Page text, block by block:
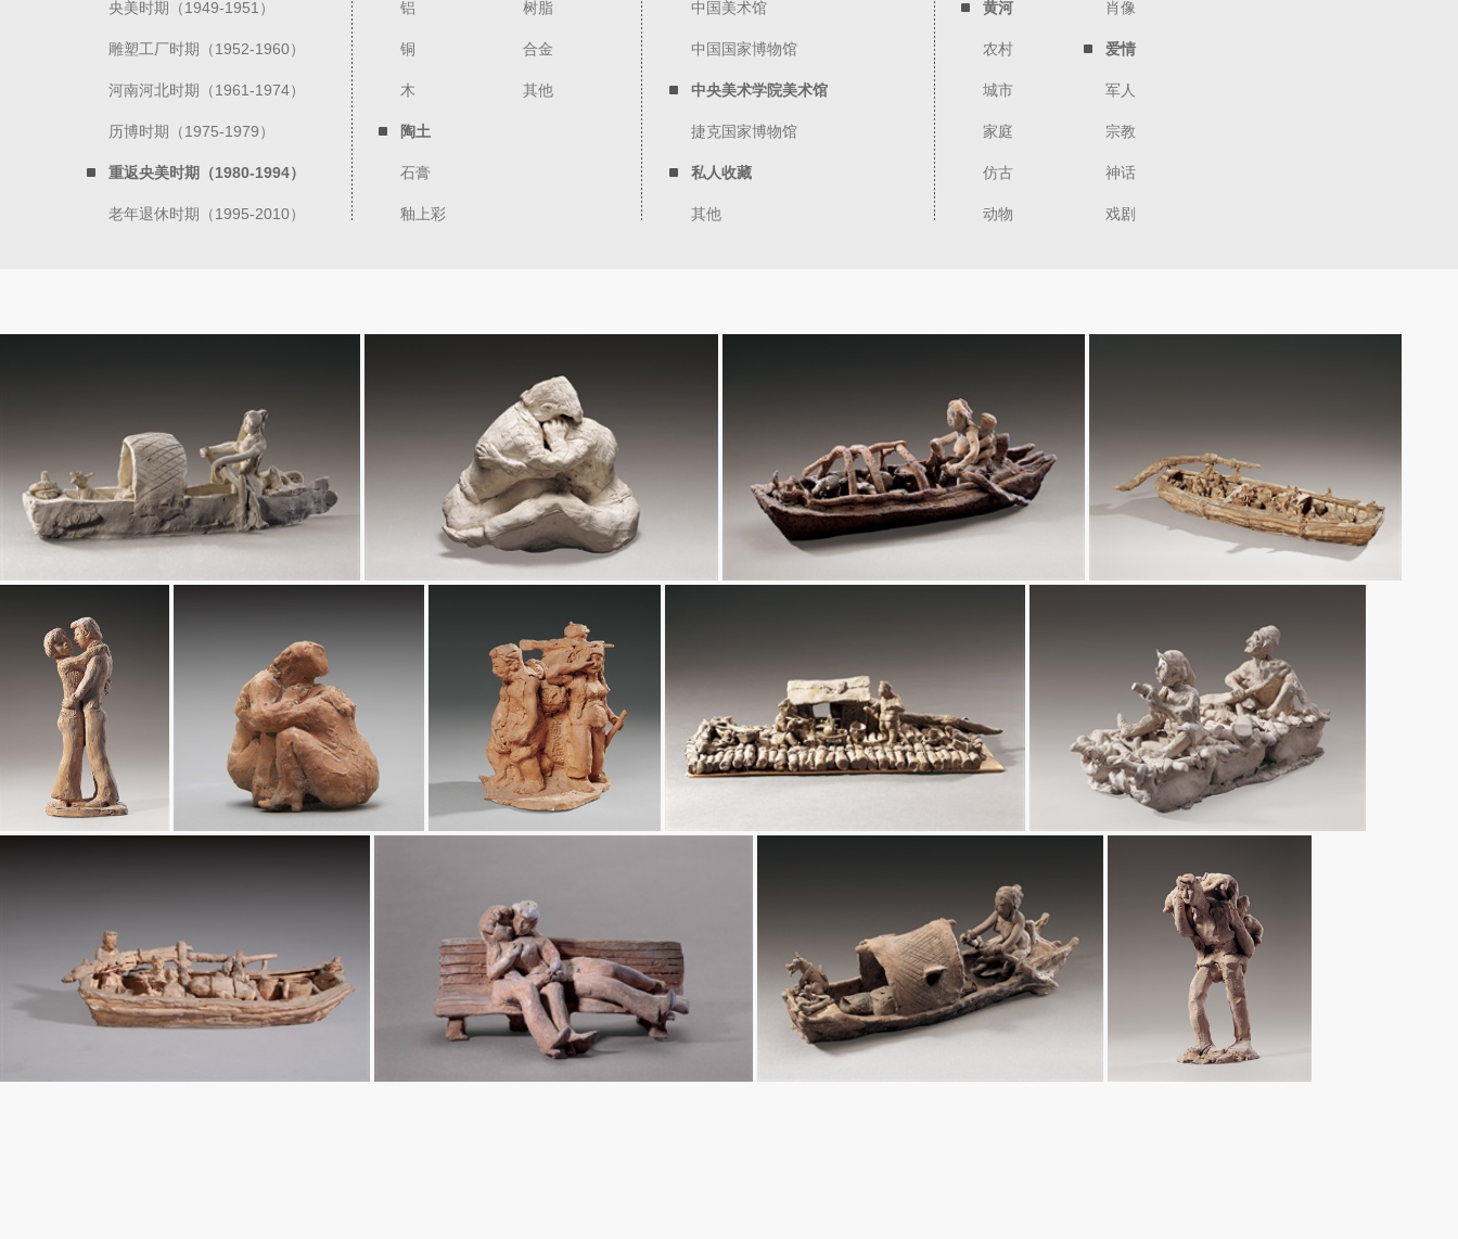
央美时期（1949-1951）
雕塑工厂时期（1952-1960）
河南河北时期（1961-1974）
历博时期（1975-1979）
重返央美时期（1980-1994）
老年退休时期（1995-2010）
铝
铜
木
陶土
石膏
釉上彩
树脂
合金
其他
中国美术馆
中国国家博物馆
中央美术学院美术馆
捷克国家博物馆
私人收藏
其他
黄河
农村
城市
家庭
仿古
动物
肖像
爱情
军人
宗教
神话
戏剧